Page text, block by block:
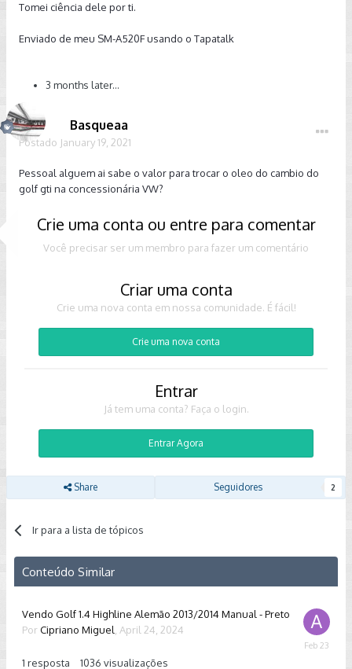
Tomei ciência dele por ti.
Enviado de meu SM-A520F usando o Tapatalk
3 months later...
Basqueaa
Postado January 19, 2021
Pessoal alguem ai sabe o valor para trocar o oleo do cambio do
golf gti na concessionária VW?
Crie uma conta ou entre para comentar
Você precisar ser um membro para fazer um comentário
Criar uma conta
Crie uma nova conta em nossa comunidade. É fácil!
Crie uma nova conta
Entrar
Já tem uma conta? Faça o login.
Entrar Agora
Share Seguidores 2
Ir para a lista de tópicos
Conteúdo Similar
Vendo Golf 1.4 Highline Alemão 2013/2014 Manual - Preto
Por Cipriano Miguel April 24, 2024
1 resposta 1036 visualizações
February